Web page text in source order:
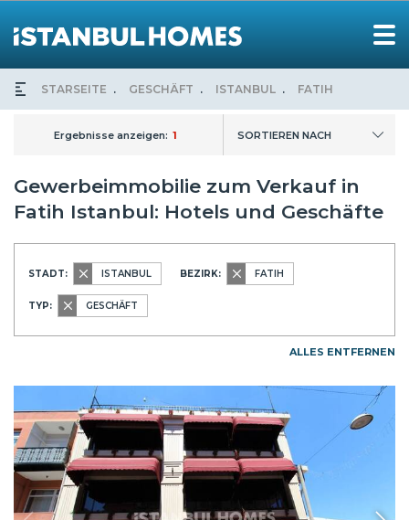
STARSEITE GESCHÄFT ISTANBUL FATIH
Ergebnisse anzeigen: 1 SORTIEREN NACH
Gewerbeimmobilie zum Verkauf in
Fatih Istanbul: Hotels und Geschäfte
STADT: ISTANBUL BEZIRK: FATIH
TYP: GESCHÄFT
ALLES ENTFERNEN